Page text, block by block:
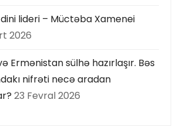
dini lideri – Müctəba Xamenei
2026
Ermənistan sülhə hazırlaşır. Bəs
nifrəti necə aradan
23 Fevral 2026